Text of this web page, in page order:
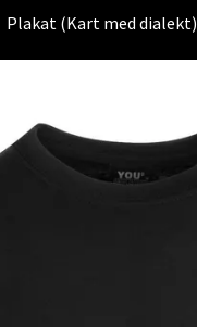
Plakat (Kart med dialekt)